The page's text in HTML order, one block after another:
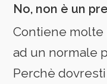
No, non è un
Contiene
ad un normale
Perchè